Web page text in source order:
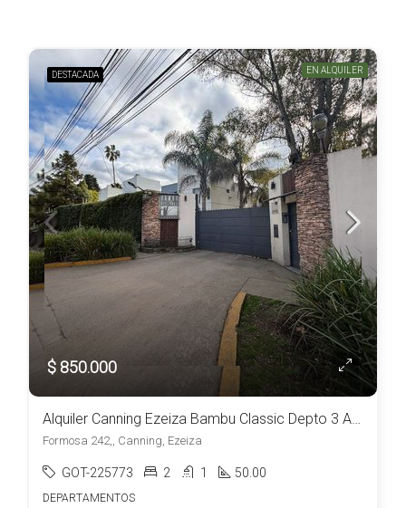
DESTACADA EN ALQUILER
$ 850.000
Alquiler Canning Ezeiza Bambu Classic Depto 3 Ambientes c/estacionamiento a metros del Shopping Las Toscas
Formosa 242,, Canning, Ezeiza
GOT-225773 2 1 50.00
DEPARTAMENTOS